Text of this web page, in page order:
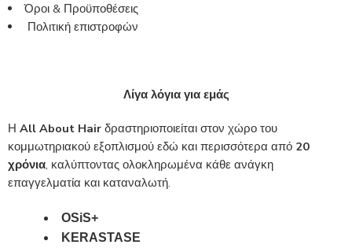
Όροι & Προϋποθέσεις
Πολιτική επιστροφών
Λίγα λόγια για εμάς
Η All About Hair δραστηριοποιείται στον χώρο του
κομμωτηριακού εξοπλισμού εδώ και περισσότερα από 20
χρόνια, καλύπτοντας ολοκληρωμένα κάθε ανάγκη
επαγγελματία και καταναλωτή.
OSiS+
KERASTASE